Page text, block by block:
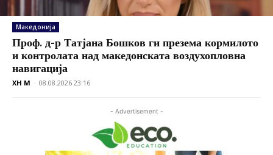
Македонија
Проф. д-р Татјана Бошков ги презема кормилото
и контролата над македонската воздухопловна
навигација
XH M - 08.08.2026 23:16
- Advertisement -